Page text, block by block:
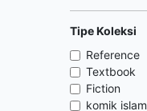
Tipe Koleksi
Reference
Textbook
Fiction
komik islam